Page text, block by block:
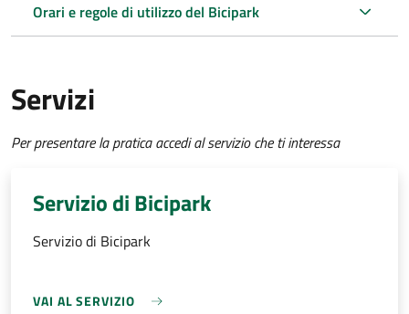
Orari e regole di utilizzo del Bicipark
Servizi
Per presentare la pratica accedi al servizio che ti interessa
Servizio di Bicipark
Servizio di Bicipark
VAI AL SERVIZIO